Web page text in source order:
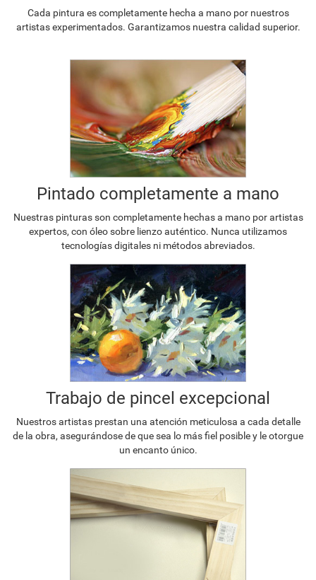
Cada pintura es completamente hecha a mano por nuestros
artistas experimentados. Garantizamos nuestra calidad superior.
Pintado completamente a mano
Nuestras pinturas son completamente hechas a mano por artistas
expertos, con óleo sobre lienzo auténtico. Nunca utilizamos
tecnologías digitales ni métodos abreviados.
Trabajo de pincel excepcional
Nuestros artistas prestan una atención meticulosa a cada detalle
de la obra, asegurándose de que sea lo más fiel posible y le otorgue
un encanto único.